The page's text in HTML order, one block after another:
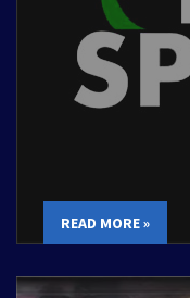
READ MORE »